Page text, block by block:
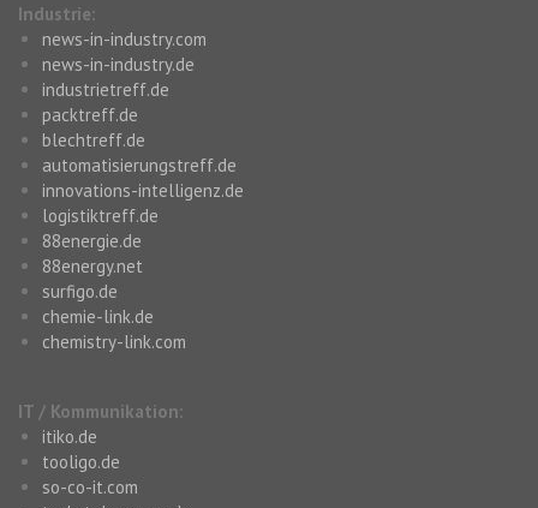
Industrie:
news-in-industry.com
news-in-industry.de
industrietreff.de
packtreff.de
blechtreff.de
automatisierungstreff.de
innovations-intelligenz.de
logistiktreff.de
88energie.de
88energy.net
surfigo.de
chemie-link.de
chemistry-link.com
IT / Kommunikation:
itiko.de
tooligo.de
so-co-it.com